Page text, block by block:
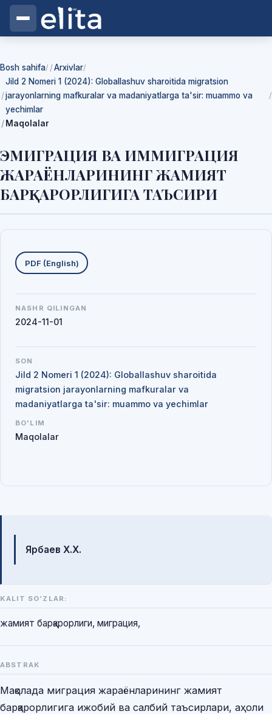
Bosh sahifa/ Arxivlar/
Jild 2 Nomeri 1 (2024): Globallashuv sharoitida migratsion
jarayonlarning mafkuralar va madaniyatlarga ta'sir: muammo va
yechimlar
/
Maqolalar
ЭМИГРАЦИЯ ВА ИММИГРАЦИЯ
ЖАРАЁНЛАРИНИНГ ЖАМИЯТ
БАРҚАРОРЛИГИГА ТАЪСИРИ
Mualliflar
Ярбаев Х.Х.
KALIT SO‘ZLAR:
жамият барқарорлиги, миграция,
ABSTRAK
Мақолада миграция жараёнларининг жамият
барқарорлигига ижобий ва салбий таъсирлари, аҳоли
Yuklab olishlar
PDF (English)
NASHR QILINGAN
2024-11-01
SON
Jild 2 Nomeri 1 (2024): Globallashuv sharoitida
migratsion jarayonlarning mafkuralar va
madaniyatlarga ta'sir: muammo va yechimlar
BO'LIM
Maqolalar